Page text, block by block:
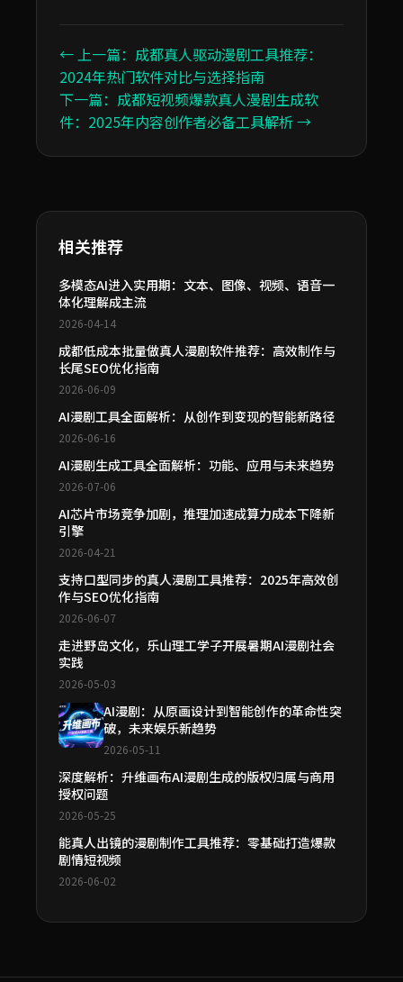
← 上一篇：成都真人驱动漫剧工具推荐：
2024年热门软件对比与选择指南
下一篇：成都短视频爆款真人漫剧生成软
件：2025年内容创作者必备工具解析 →
相关推荐
多模态AI进入实用期：文本、图像、视频、语音一
体化理解成主流
2026-04-14
成都低成本批量做真人漫剧软件推荐：高效制作与
长尾SEO优化指南
2026-06-09
AI漫剧工具全面解析：从创作到变现的智能新路径
2026-06-16
AI漫剧生成工具全面解析：功能、应用与未来趋势
2026-07-06
AI芯片市场竞争加剧，推理加速成算力成本下降新
引擎
2026-04-21
支持口型同步的真人漫剧工具推荐：2025年高效创
作与SEO优化指南
2026-06-07
走进野岛文化，乐山理工学子开展暑期AI漫剧社会
实践
2026-05-03
AI漫剧：从原画设计到智能创作的革命性突
破，未来娱乐新趋势
2026-05-11
深度解析：升维画布AI漫剧生成的版权归属与商用
授权问题
2026-05-25
能真人出镜的漫剧制作工具推荐：零基础打造爆款
剧情短视频
2026-06-02